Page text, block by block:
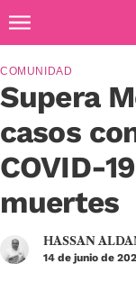
Supera
casos
COVID-
muertes
COMUNIDAD
HASSAN
14 de junio de